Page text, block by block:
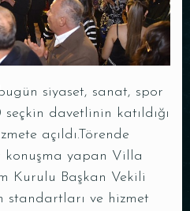
siyaset, sanat, spor
davetlinin katıldığı
açıldı.Törende
yapan Villa
Kurulu Başkan Vekili
standartları ve hizmet